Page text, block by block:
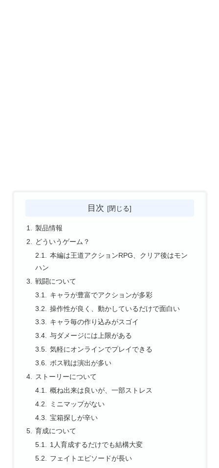
目次
製品情報
どういうゲーム？
本編は王道アクションRPG、クリア後はモン
ハン
戦闘について
キャラが豊富でアクションが多彩
操作性が良く、動かしているだけで面白い
キャラ毎の作り込みがスゴイ
与ダメージには上限がある
気軽にオンラインでプレイできる
ボス戦は演出が多い
ストーリーについて
概ね出来は良いが、一部ストレス
ミニマップがない
宝箱探しが辛い
育成について
1人育成するだけでも結構大変
フェイトエピソードが長い